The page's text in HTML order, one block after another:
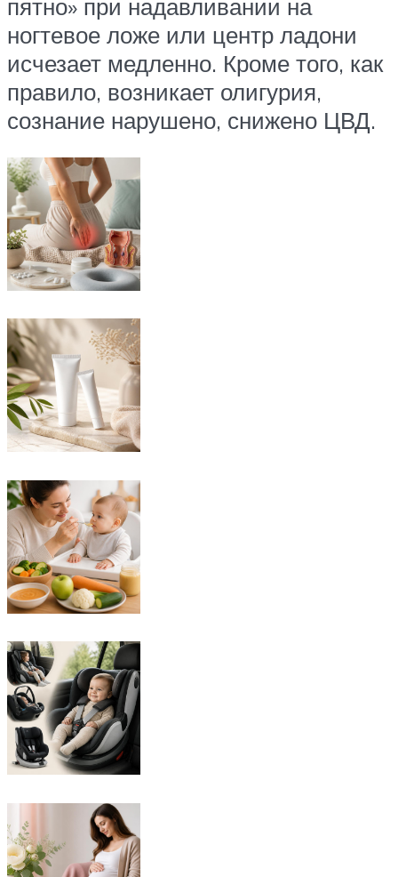
пятно» при надавливании на
ногтевое ложе или центр ладони
исчезает медленно. Кроме того, как
правило, возникает олигурия,
сознание нарушено, снижено ЦВД.